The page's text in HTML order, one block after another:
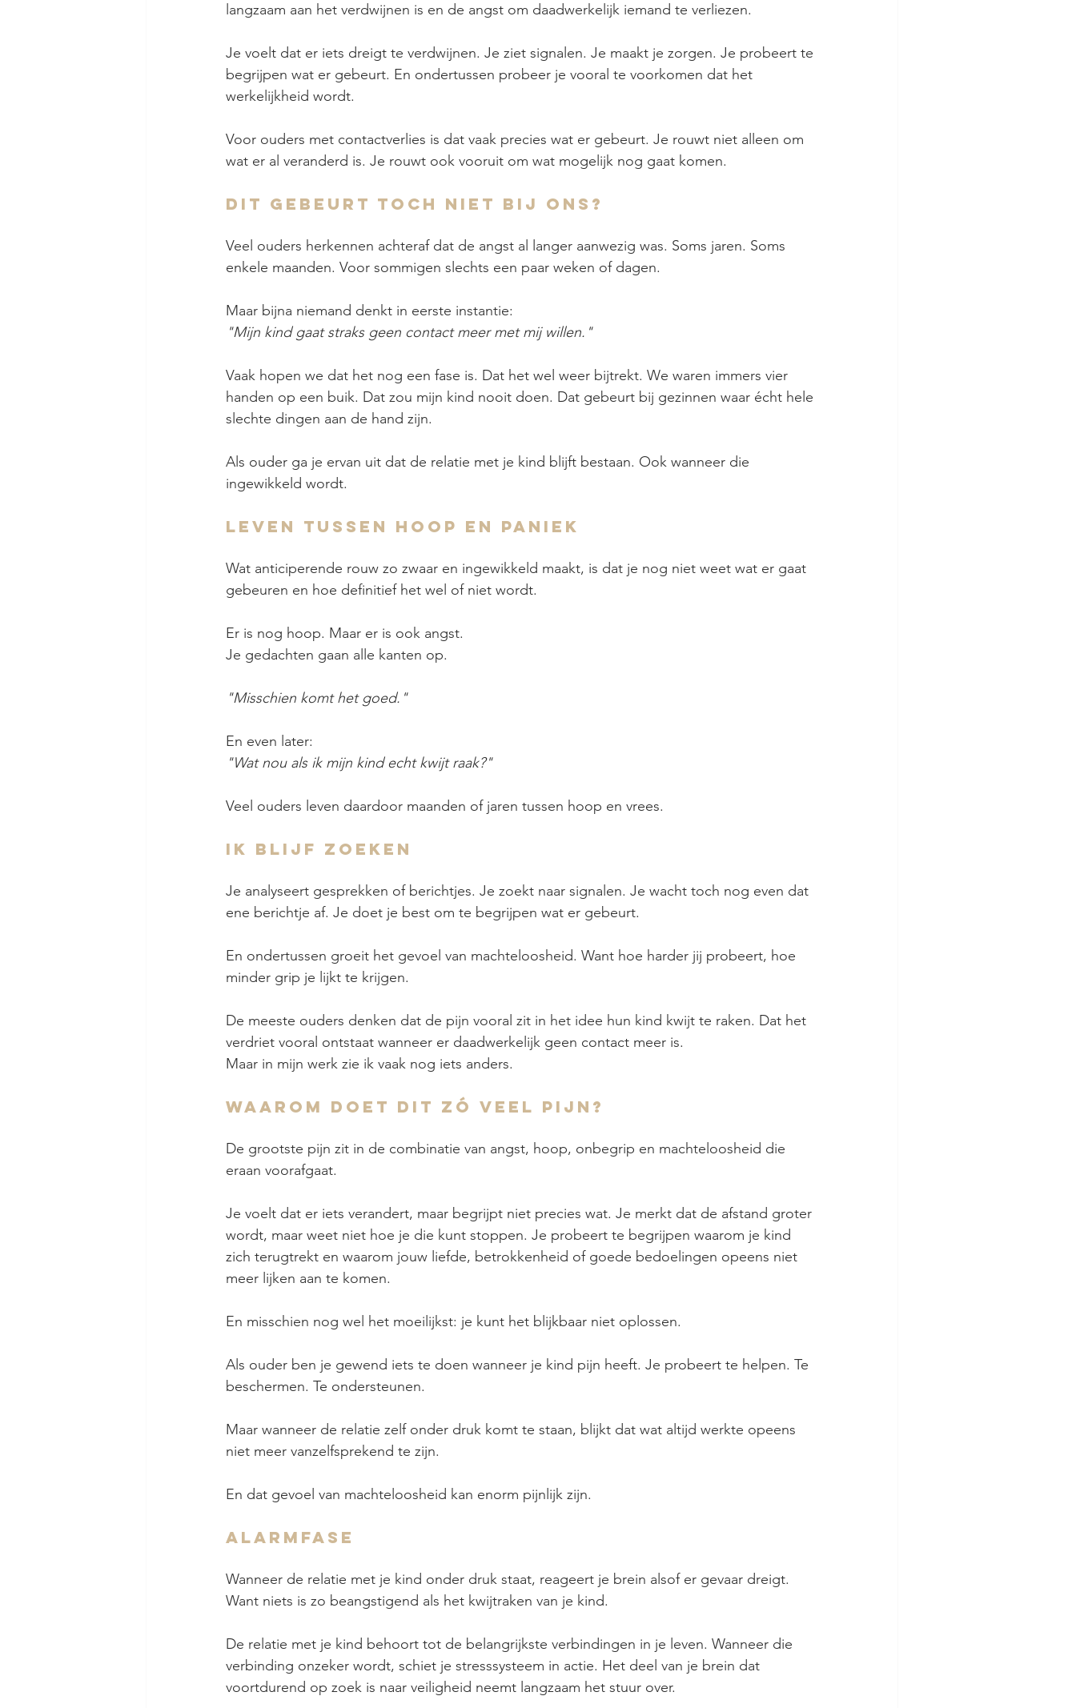
langzaam aan het verdwijnen is en de angst om daadwerkelijk iemand te verliezen.
Je voelt dat er iets dreigt te verdwijnen. Je ziet signalen. Je maakt je zorgen. Je probeert te
begrijpen wat er gebeurt. En ondertussen probeer je vooral te voorkomen dat het
werkelijkheid wordt.
Voor ouders met contactverlies is dat vaak precies wat er gebeurt. Je rouwt niet alleen om
wat er al veranderd is. Je rouwt ook vooruit om wat mogelijk nog gaat komen.
Dit gebeurt toch niet bij ons?
Veel ouders herkennen achteraf dat de angst al langer aanwezig was. Soms jaren. Soms
enkele maanden. Voor sommigen slechts een paar weken of dagen.
Maar bijna niemand denkt in eerste instantie:
"Mijn kind gaat straks geen contact meer met mij willen."
Vaak hopen we dat het nog een fase is. Dat het wel weer bijtrekt. We waren immers vier
handen op een buik. Dat zou mijn kind nooit doen. Dat gebeurt bij gezinnen waar écht hele
slechte dingen aan de hand zijn.
Als ouder ga je ervan uit dat de relatie met je kind blijft bestaan. Ook wanneer die
ingewikkeld wordt.
Leven tussen hoop en paniek
Wat anticiperende rouw zo zwaar en ingewikkeld maakt, is dat je nog niet weet wat er gaat
gebeuren en hoe definitief het wel of niet wordt.
Er is nog hoop. Maar er is ook angst.
Je gedachten gaan alle kanten op.
"Misschien komt het goed."
En even later:
"Wat nou als ik mijn kind echt kwijt raak?"
Veel ouders leven daardoor maanden of jaren tussen hoop en vrees.
Ik blijf zoeken
Je analyseert gesprekken of berichtjes. Je zoekt naar signalen. Je wacht toch nog even dat
ene berichtje af. Je doet je best om te begrijpen wat er gebeurt.
En ondertussen groeit het gevoel van machteloosheid. Want hoe harder jij probeert, hoe
minder grip je lijkt te krijgen.
De meeste ouders denken dat de pijn vooral zit in het idee hun kind kwijt te raken. Dat het
verdriet vooral ontstaat wanneer er daadwerkelijk geen contact meer is.
Maar in mijn werk zie ik vaak nog iets anders.
Waarom doet dit zó veel pijn?
De grootste pijn zit in de combinatie van angst, hoop, onbegrip en machteloosheid die
eraan voorafgaat.
Je voelt dat er iets verandert, maar begrijpt niet precies wat. Je merkt dat de afstand groter
wordt, maar weet niet hoe je die kunt stoppen. Je probeert te begrijpen waarom je kind
zich terugtrekt en waarom jouw liefde, betrokkenheid of goede bedoelingen opeens niet
meer lijken aan te komen.
En misschien nog wel het moeilijkst: je kunt het blijkbaar niet oplossen.
Als ouder ben je gewend iets te doen wanneer je kind pijn heeft. Je probeert te helpen. Te
beschermen. Te ondersteunen.
Maar wanneer de relatie zelf onder druk komt te staan, blijkt dat wat altijd werkte opeens
niet meer vanzelfsprekend te zijn.
En dat gevoel van machteloosheid kan enorm pijnlijk zijn.
Alarmfase
Wanneer de relatie met je kind onder druk staat, reageert je brein alsof er gevaar dreigt.
Want niets is zo beangstigend als het kwijtraken van je kind.
De relatie met je kind behoort tot de belangrijkste verbindingen in je leven. Wanneer die
verbinding onzeker wordt, schiet je stresssysteem in actie. Het deel van je brein dat
voortdurend op zoek is naar veiligheid neemt langzaam het stuur over.